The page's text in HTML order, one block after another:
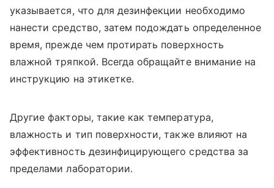
указывается, что для дезинфекции необходимо
нанести средство, затем подождать определенное
время, прежде чем протирать поверхность
влажной тряпкой. Всегда обращайте внимание на
инструкцию на этикетке.
Другие факторы, такие как температура,
влажность и тип поверхности, также влияют на
эффективность дезинфицирующего средства за
пределами лаборатории.